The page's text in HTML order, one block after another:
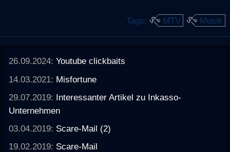
Tags: MTV Musik
26.09.2024:Youtube clickbaits
14.03.2021: Misfortune
29.07.2019: Interessanter Artikel zu Inkasso-
Unternehmen
03.04.2019: Scare-Mail (2)
19.02.2019: Scare-Mail